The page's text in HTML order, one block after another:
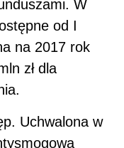
W
od I
na 2017 rok
zł dla
Uchwalona w